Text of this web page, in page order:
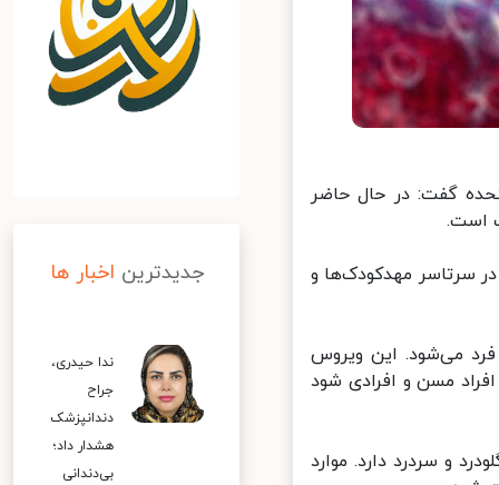
گفت: در حال حاضر
مهدکودک‌ها و
می‌شود. این ویروس
مسن و افرادی شود
و سردرد دارد. موارد
جدیدترین اخبار ها
ندا حیدری،
جراح
دندانپزشک
هشدار داد؛
بی‌دندانی